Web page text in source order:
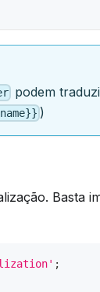
podem
)
Basta
;